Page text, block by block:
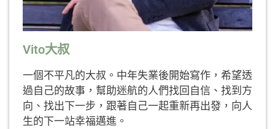
Vito大叔
一個不平凡的大叔。中年失業後開始寫作，希望透
過自己的故事，幫助迷航的人們找回自信、找到方
向、找出下一步，跟著自己一起重新再出發，向人
生的下一站幸福邁進。